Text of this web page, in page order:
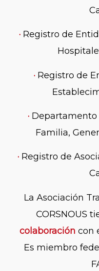
· Registro de
· Registro de
· Departamento
Familia,
· Registro de
La Asociación
CORSNOUS
colaboración con
Es miembro